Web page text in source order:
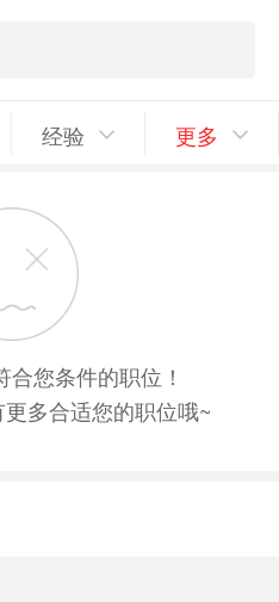
经验 更多
您条件的职位！
多合适您的职位哦~